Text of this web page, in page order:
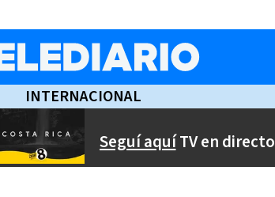
INTERNACIONAL
Seguí aquíTV en directo